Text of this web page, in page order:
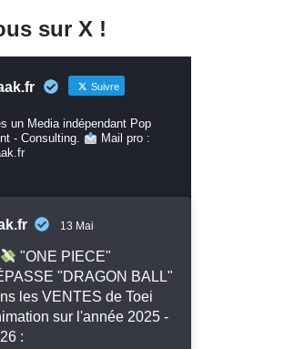
sur X !
Suivre
un Media indépendant Pop
- Consulting.
Mail pro :
13 Mai
"ONE PIECE"
"DRAGON BALL"
les VENTES de Toei
sur l'année 2025 -
: